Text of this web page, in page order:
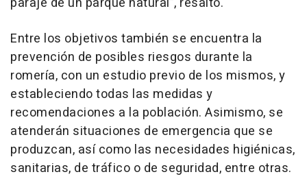
Entre los objetivos también se encuentra la
prevención de posibles riesgos durante la
romería, con un estudio previo de los mismos, y
estableciendo todas las medidas y
recomendaciones a la población. Asimismo, se
atenderán situaciones de emergencia que se
produzcan, así como las necesidades higiénicas,
sanitarias, de tráfico o de seguridad, entre otras.